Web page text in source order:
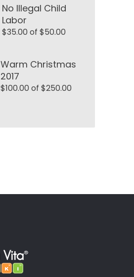
No Illegal Child
Labor
$35.00 of $50.00
Warm Christmas
2017
$100.00 of $250.00